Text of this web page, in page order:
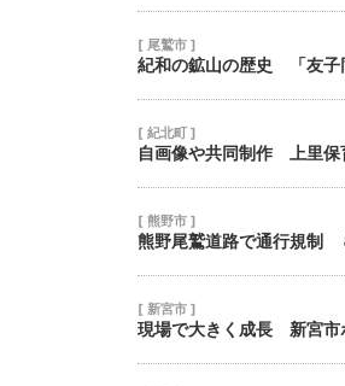
[ 尾鷲市 ]
紀和の鉱山の歴史 「友子
[ 紀北町 ]
自画像や共同制作 上里保
[ 熊野市 ]
熊野尾鷲道路で通行規制
[ 新宮市 ]
現場で大きく成長 新宮市